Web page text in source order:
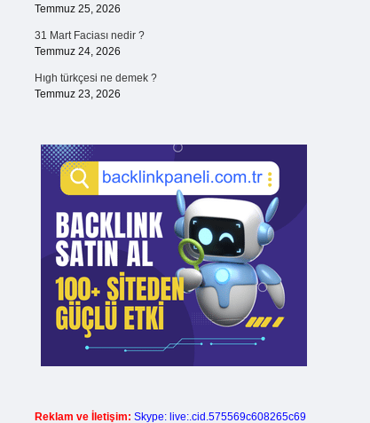
Temmuz 25, 2026
31 Mart Faciası nedir ?
Temmuz 24, 2026
Hıgh türkçesi ne demek ?
Temmuz 23, 2026
Reklam ve İletişim: Skype: live:.cid.575569c608265c69